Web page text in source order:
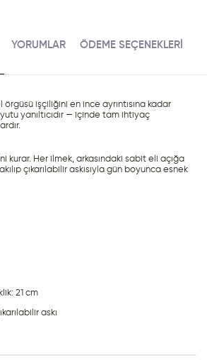
YORUMLAR ÖDEME SEÇENEKLERI
örgüsü işçiliğini en ince ayrıntısına kadar
yanıltıcıdır — içinde tam ihtiyaç
kurar. Her ilmek, arkasındaki sabit eli açığa
çıkarılabilir askısıyla gün boyunca esnek
21 cm
askı